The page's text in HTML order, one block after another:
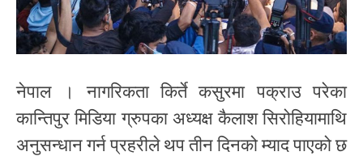
नेपाल । नागरिकता किर्ते कसुरमा पक्राउ परेका
कान्तिपुर मिडिया ग्रुपका अध्यक्ष कैलाश सिरोहियामाथि
अनुसन्धान गर्न प्रहरीले थप तीन दिनको म्याद पाएको छ